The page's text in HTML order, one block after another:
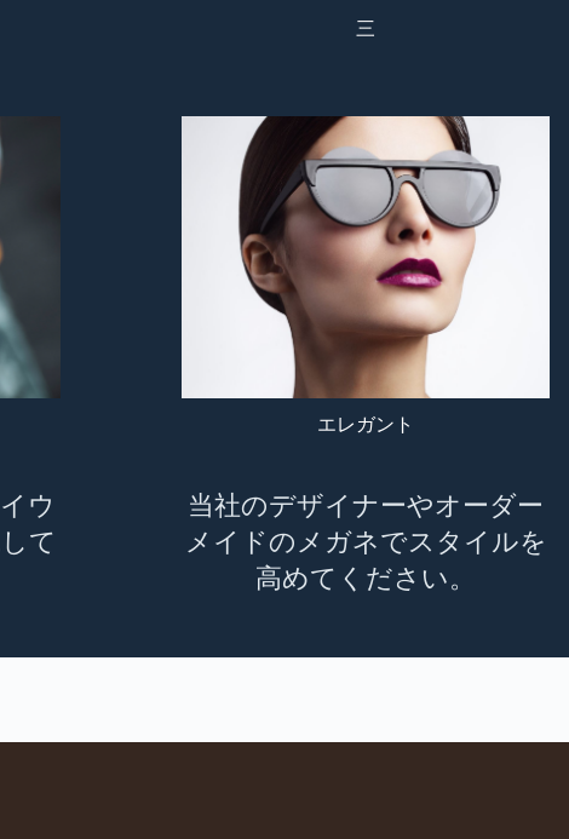
ウ
て
三
エレガント
当社のデザイナーやオーダー
メイドのメガネでスタイルを
高めてください。